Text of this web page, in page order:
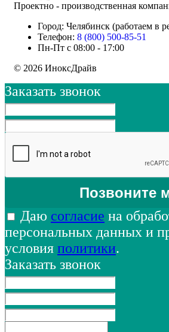
Проектно - производственная
Город: Челябинск (работаем в
Телефон: 8 (800) 500-85-51
Пн-Пт с 08:00 - 17:00
© 2026 ИноксДрайв
Заказать звонок
Даю согласие на
персональных данных и
условия политики.
Заказать звонок